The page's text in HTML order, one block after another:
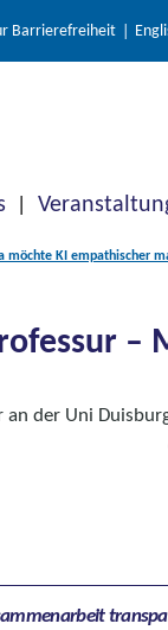
Barrierefreiheit
möchte KI empathischer
–
an der Uni